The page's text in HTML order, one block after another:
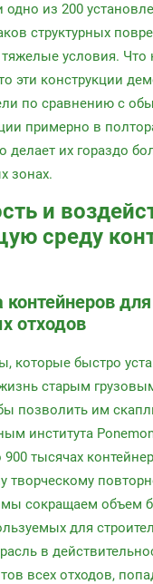
одно из 200
структурных
условия. Что
эти конструкции
по сравнению с
примерно в
делает их гораздо
зонах.
и
среду
контейнеров
отходов
которые быстро
старым
позволить им
института
тысячах
творческому
сокращаем объем
для
в
всех отходов,